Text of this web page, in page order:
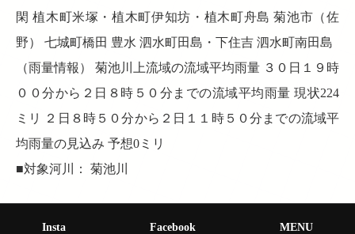
閑 植木町米塚・植木町伊知坊・植木町舟島 菊池市（佐
野） 七城町橋田 豊水 泗水町田島・下住吉 泗水町南田島
（雨量情報） 菊池川上流域の流域平均雨量 ３０日１９時
００分から２日８時５０分までの流域平均雨量 現状224
ミリ ２日８時５０分から２日１１時５０分までの流域平
均雨量の見込み 予想0ミリ
■対象河川： 菊池川
Insta Facebook MENU